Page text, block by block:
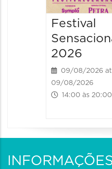
Festival
2026
09/08/2026
09/08/2026
14:00 às 20:00